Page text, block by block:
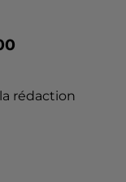
rédaction